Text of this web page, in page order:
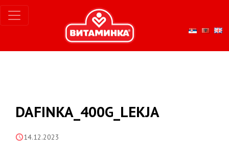
DAFINKA_400G_LEKJA
14.12.2023